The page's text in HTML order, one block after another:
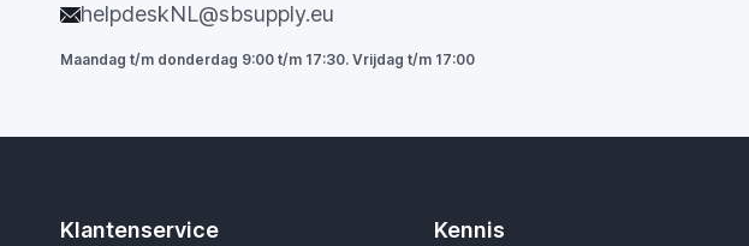
helpdeskNL@sbsupply.eu
Maandag t/m donderdag 9:00 t/m 17:30. Vrijdag t/m 17:00
Klantenservice Kennis